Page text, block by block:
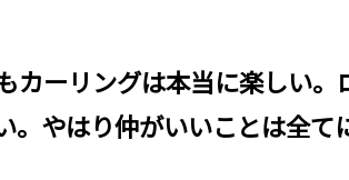
カーリングは本当に楽しい
やはり仲がいいことは全て